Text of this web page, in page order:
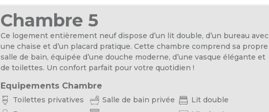
Chambre 5
Ce logement entièrement neuf dispose d’un lit double, d’un bureau avec
une chaise et d’un placard pratique. Cette chambre comprend sa propre
salle de bain, équipée d’une douche moderne, d’une vasque élégante et
de toilettes. Un confort parfait pour votre quotidien !
Equipements Chambre
Toilettes privatives Salle de bain privée
Lit double